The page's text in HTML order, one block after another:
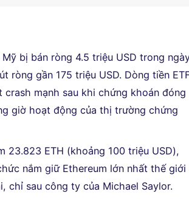
bị bán ròng 4.5 triệu USD trong
ròng gần 175 triệu USD. Dòng tiền
mạnh sau khi chứng khoán đóng
giờ hoạt động của thị trường chứng
23.823 ETH (khoảng 100 triệu USD),
nắm giữ Ethereum lớn nhất thế giới
chỉ sau công ty của Michael Saylor.